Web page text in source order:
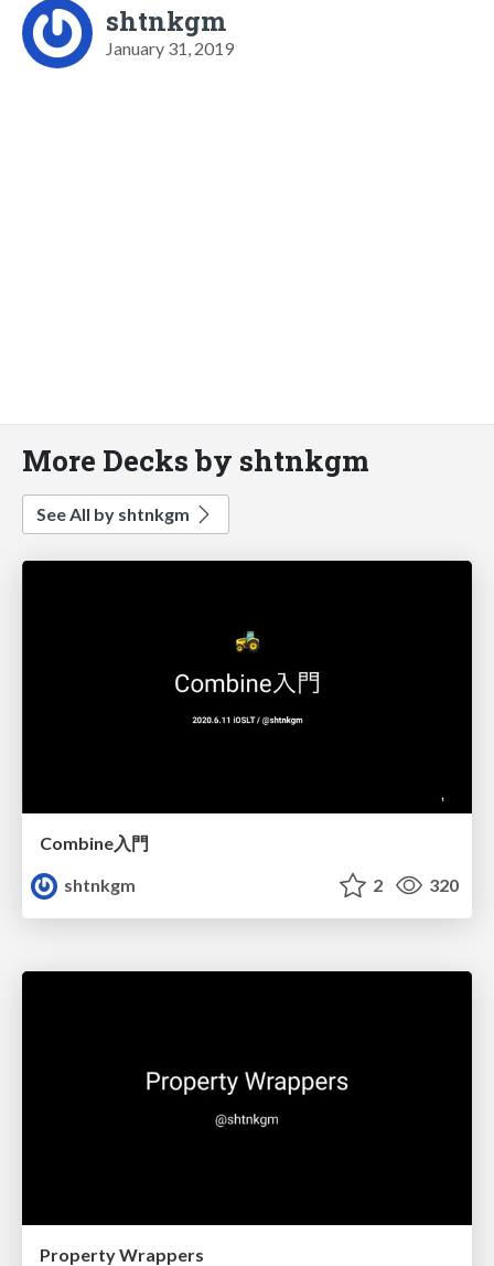
shtnkgm
January 31, 2019
More Decks by shtnkgm
See All by shtnkgm
Combine入門
shtnkgm
2 320
Property Wrappers